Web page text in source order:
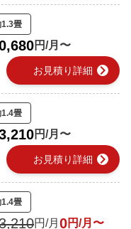
畳
円/月〜
お見積り詳細 chevron_right
畳
円/月〜
お見積り詳細 chevron_right
畳
円/月 0円/月〜